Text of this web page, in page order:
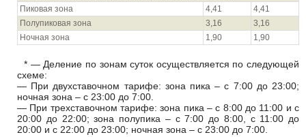
Пиковая зона
4,41
4,41
Полупиковая зона
3,16
3,16
Ночная зона
1,90 1,90
* — Деление по зонам суток осуществляется по следующей
схеме:
— При двухставочном тарифе: зона пика – с 7:00 до 23:00;
ночная зона – с 23:00 до 7:00.
— При трехставочном тарифе: зона пика – с 8:00 до 11:00 и с
20:00 до 22:00; зона полупика – с 7:00 до 8:00, с 11:00 до
20:00 и с 22:00 до 23:00; ночная зона – с 23:00 до 7:00.